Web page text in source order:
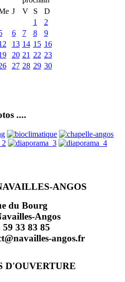
J V S
D
1
2
6 7 8
9
13 14 15 16
20 21 22 23
27 28 29 30
....
ANGOS
du Bourg
Angos
59 33 83 85
angos.fr
D'OUVERTURE